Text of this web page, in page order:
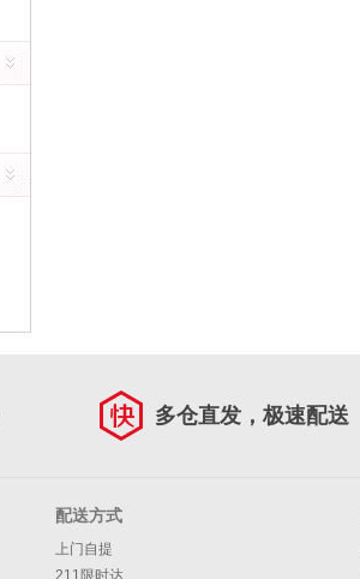
多仓直发，极速配送
配送方式
上门自提
211限时达